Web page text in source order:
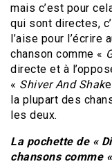
mais c’est pour
qui sont directes,
l’aise pour l’écrire
chanson comme «
directe et à
« Shiver And Shak
la plupart des
les deux.
La pochette de «
chansons comme